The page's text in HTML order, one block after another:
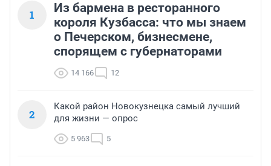
1
Из бармена в ресторанного
короля Кузбасса: что мы знаем
о Печерском, бизнесмене,
спорящем с губернаторами
14 166 12
2
Какой район Новокузнецка самый лучший
для жизни — опрос
5 963 5